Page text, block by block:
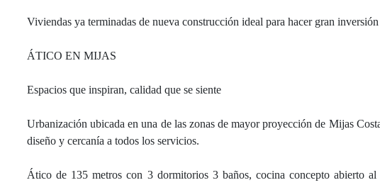
Viviendas ya terminadas de nueva construcción ideal para hacer gran inversión
ÁTICO EN MIJAS
Espacios que inspiran, calidad que se siente
Urbanización ubicada en una de las zonas de mayor proyección de Mijas
diseño y cercanía a todos los servicios.
Ático de 135 metros con 3 dormitorios 3 baños, cocina concepto abierto